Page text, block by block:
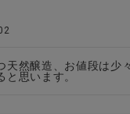
天然醸造、お値段は少
と思います。